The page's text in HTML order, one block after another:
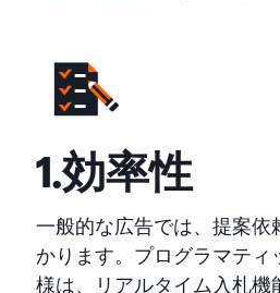
1.効率性
一般的な広告では、提案
かります。プログラマテ
様は、リアルタイム入札機